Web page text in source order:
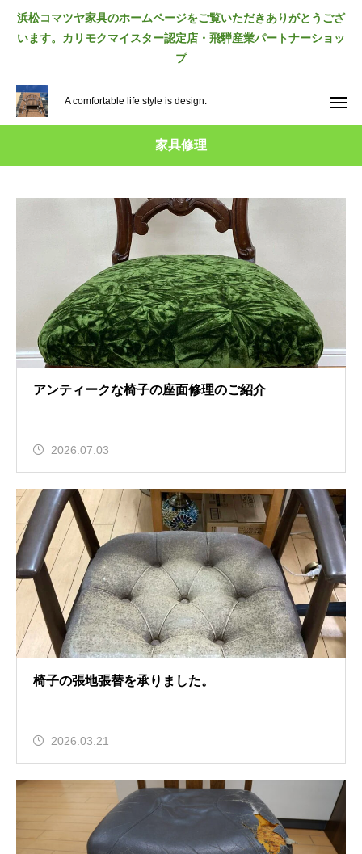
浜松コマツヤ家具のホームページをご覧いただきありがとうござ
います。カリモクマイスター認定店・飛騨産業パートナーショッ
プ
A comfortable life style is design.
家具修理
アンティークな椅子の座面修理のご紹介
2026.07.03
椅子の張地張替を承りました。
2026.03.21